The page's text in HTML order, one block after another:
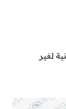
لغير